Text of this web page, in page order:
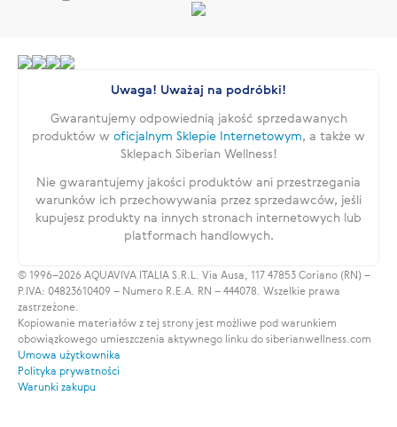
Uwaga! Uważaj na podróbki!
Gwarantujemy odpowiednią jakość sprzedawanych
produktów w oficjalnym Sklepie Internetowym, a także w
Sklepach Siberian Wellness!
Nie gwarantujemy jakości produktów ani przestrzegania
warunków ich przechowywania przez sprzedawców, jeśli
kupujesz produkty na innych stronach internetowych lub
platformach handlowych.
© 1996–2026 AQUAVIVA ITALIA S.R.L. Via Ausa, 117 47853 Coriano (RN) –
P.IVA: 04823610409 – Numero R.E.A. RN – 444078. Wszelkie prawa
zastrzeżone.
Kopiowanie materiałów z tej strony jest możliwe pod warunkiem
obowiązkowego umieszczenia aktywnego linku do siberianwellness.com
Umowa użytkownika
Polityka prywatności
Warunki zakupu